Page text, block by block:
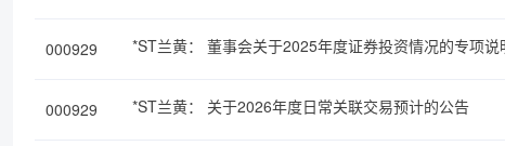
000929 *ST兰黄： 董事会关于2025年度证券投资情况的专项说
000929 *ST兰黄： 关于2026年度日常关联交易预计的公告